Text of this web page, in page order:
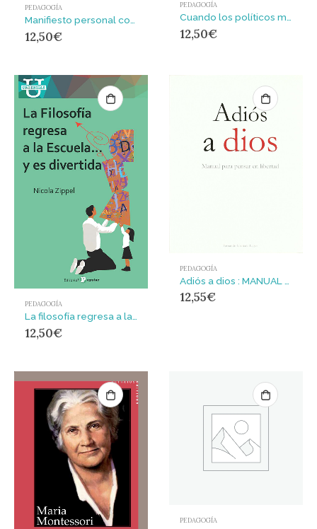
PEDAGOGÍA
Manifiesto personal contra el Sistema
12,50€
PEDAGOGÍA
Cuando los políticos mecen la cuna
12,50€
PEDAGOGÍA
La filosofía regresa a la escuela… y es divertida
12,50€
PEDAGOGÍA
12,55€
PEDAGOGÍA